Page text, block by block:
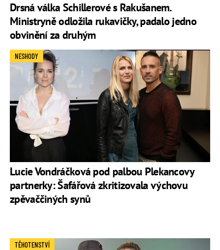
Drsná válka Schillerové s Rakušanem.
Ministryně odložila rukavičky, padalo jedno
obvinění za druhým
Lucie Vondráčková pod palbou Plekancovy
partnerky: Šafářová zkritizovala výchovu
zpěvaččiných synů
NESHODY
TĚHOTENSTVÍ